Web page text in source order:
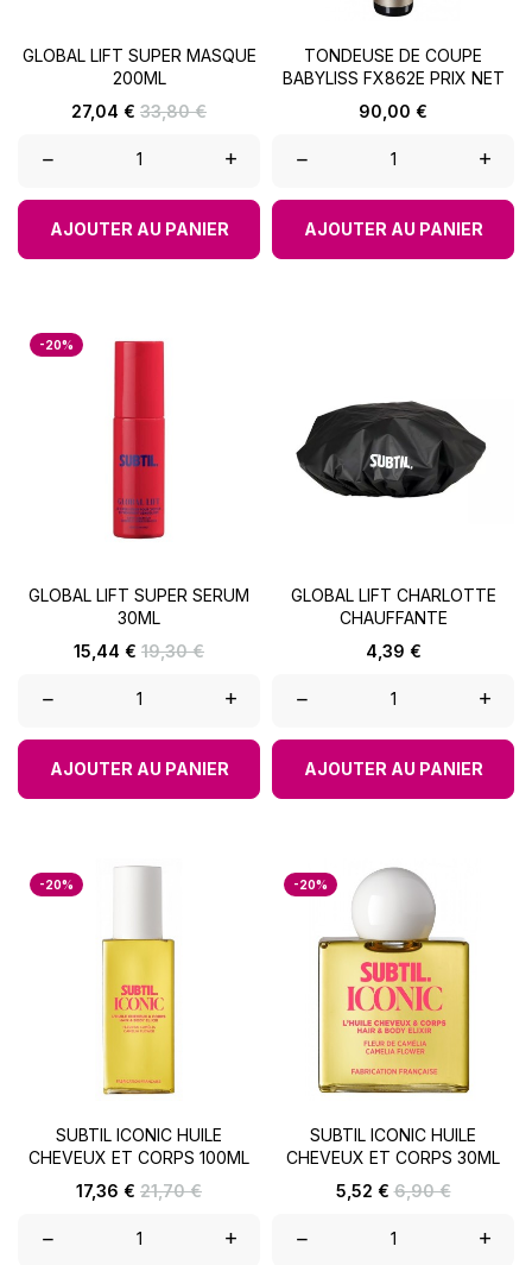
GLOBAL LIFT SUPER MASQUE
200ML
Prix
27,04 € Prix
33,80 €
– +
AJOUTER AU PANIER
TONDEUSE DE COUPE
BABYLISS FX862E PRIX NET
Prix
90,00 €
– +
AJOUTER AU PANIER
-20%
GLOBAL LIFT SUPER SERUM
30ML
Prix
15,44 € Prix
19,30 €
– +
AJOUTER AU PANIER
GLOBAL LIFT CHARLOTTE
CHAUFFANTE
Prix
4,39 €
– +
AJOUTER AU PANIER
-20%
SUBTIL ICONIC HUILE
CHEVEUX ET CORPS 100ML
Prix
17,36 € Prix
de
21,70 €
– +
-20%
SUBTIL ICONIC HUILE
CHEVEUX ET CORPS 30ML
Prix
5,52 € Prix
de
6,90 €
– +